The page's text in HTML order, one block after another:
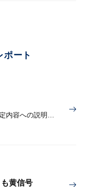
ポート
高市政権はより緩慢な引上げを容認／改定内容への説明責任が焦点
黄信号